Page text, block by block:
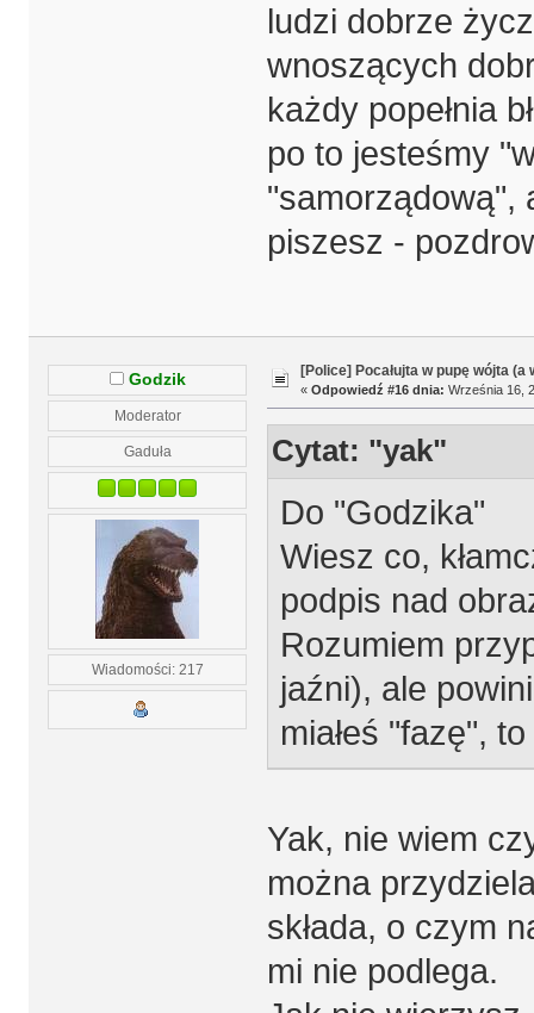
ludzi dobrze
wnoszących
każdy popełnia
po to jesteśmy
"samorządową",
piszesz -
Godzik
Moderator
Gaduła
Wiadomości: 217
[Police] Pocałujta w pupę wójta (a
« Odpowiedź #16 dnia: Września 16,
Cytat: "yak"
Do "Godzika"
Wiesz co,
podpis nad
Rozumiem
jaźni), ale
miałeś "fazę",
Yak, nie wiem
można
składa, o czym
mi nie podlega.